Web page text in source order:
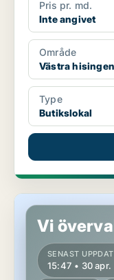
Pris pr. md.
Inte angivet
Område
Västra hisingen
Type
Butikslokal
Butikslokal i Västra
Vi
SENAST
15:47 • 30 apr.